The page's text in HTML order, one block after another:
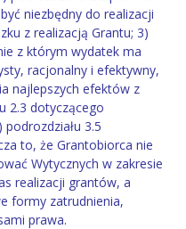
niezbędny do realizacji
z realizacją Grantu; 3)
z którym wydatek ma
racjonalny i efektywny,
najlepszych efektów z
2.3 dotyczącego
3.5
to, że Grantobiorca nie
Wytycznych w zakresie
realizacji grantów, a
formy zatrudnienia,
prawa.